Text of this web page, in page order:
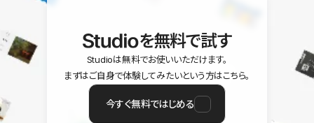
を無料で試す
Studioは無料でお使いいただけます。
まずはご自身で体験してみたいという方はこちら。
今すぐ無料ではじめる